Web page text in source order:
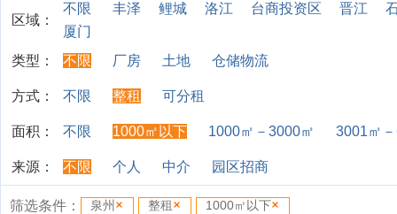
区域：
不限 丰泽 鲤城 洛江 台商投资区 晋江
厦门
类型：
不限 厂房 土地 仓储物流
方式： 不限 整租 可分租
面积： 不限 1000㎡以下 1000㎡－3000㎡ 3001㎡
来源： 不限 个人 中介 园区招商
筛选条件： 泉州 整租 1000㎡以下